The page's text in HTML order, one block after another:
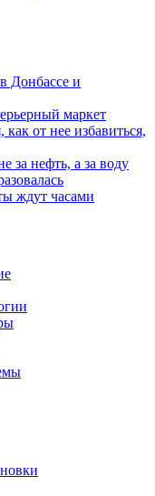
Донбассе и
маркет
от нее избавиться,
за нефть, а за воду
ждут часами